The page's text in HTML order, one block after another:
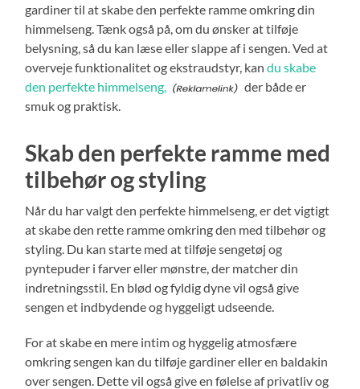
gardiner til at skabe den perfekte ramme omkring din
himmelseng. Tænk også på, om du ønsker at tilføje
belysning, så du kan læse eller slappe af i sengen. Ved at
overveje funktionalitet og ekstraudstyr, kandu skabe
den perfekte himmelseng,
der både er
smuk og praktisk.
Skab den perfekte ramme med
tilbehør og styling
Når du har valgt den perfekte himmelseng, er det vigtigt
at skabe den rette ramme omkring den med tilbehør og
styling. Du kan starte med at tilføje sengetøj og
pyntepuder i farver eller mønstre, der matcher din
indretningsstil. En blød og fyldig dyne vil også give
sengen et indbydende og hyggeligt udseende.
For at skabe en mere intim og hyggelig atmosfære
omkring sengen kan du tilføje gardiner eller en baldakin
over sengen. Dette vil også give en følelse af privatliv og